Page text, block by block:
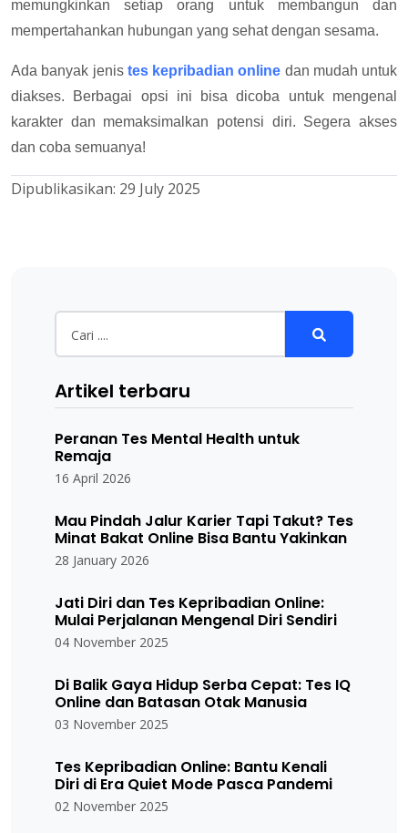
memungkinkan setiap orang untuk membangun dan
mempertahankan hubungan yang sehat dengan sesama.
Ada banyak jenis tes kepribadian online dan mudah untuk
diakses. Berbagai opsi ini bisa dicoba untuk mengenal
karakter dan memaksimalkan potensi diri. Segera akses
dan coba semuanya!
Dipublikasikan: 29 July 2025
Artikel terbaru
Peranan Tes Mental Health untuk
Remaja
16 April 2026
Mau Pindah Jalur Karier Tapi Takut? Tes
Minat Bakat Online Bisa Bantu Yakinkan
28 January 2026
Jati Diri dan Tes Kepribadian Online:
Mulai Perjalanan Mengenal Diri Sendiri
04 November 2025
Di Balik Gaya Hidup Serba Cepat: Tes IQ
Online dan Batasan Otak Manusia
03 November 2025
Tes Kepribadian Online: Bantu Kenali
Diri di Era Quiet Mode Pasca Pandemi
02 November 2025